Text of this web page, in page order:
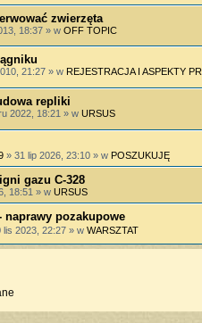
zwierzęta
18:37 » w OFF TOPIC
21:27 » w REJESTRACJA I ASPEKTY
repliki
2022, 18:21 » w URSUS
» 31 lip 2026, 23:10 » w POSZUKUJĘ
gazu C-328
18:51 » w URSUS
naprawy pozakupowe
lis 2023, 22:27 » w WARSZTAT